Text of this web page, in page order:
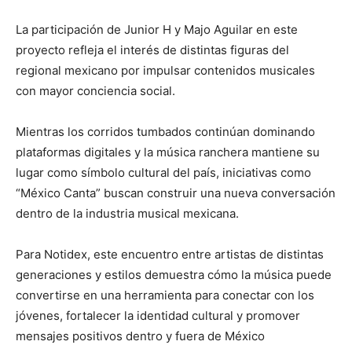
La participación de Junior H y Majo Aguilar en este
proyecto refleja el interés de distintas figuras del
regional mexicano por impulsar contenidos musicales
con mayor conciencia social.
Mientras los corridos tumbados continúan dominando
plataformas digitales y la música ranchera mantiene su
lugar como símbolo cultural del país, iniciativas como
“México Canta” buscan construir una nueva conversación
dentro de la industria musical mexicana.
Para Notidex, este encuentro entre artistas de distintas
generaciones y estilos demuestra cómo la música puede
convertirse en una herramienta para conectar con los
jóvenes, fortalecer la identidad cultural y promover
mensajes positivos dentro y fuera de México